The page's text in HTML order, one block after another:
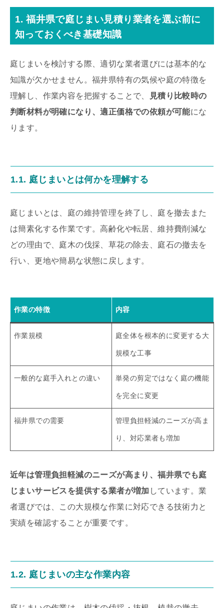
1. 福井県で庭じまい見積り業者を選ぶ前に
知っておくべき基礎知識
庭じまいを検討する際、適切な業者選びには基本的な
知識が欠かせません。福井県特有の気候や庭の特徴を
理解し、作業内容を把握することで、
見積り比較時の
判断材料が明確になり、適正価格での依頼が可能にな
ります。
1.1. 庭じまいとは何かを理解する
庭じまいとは、庭の維持管理を終了し、庭を撤去また
は簡素化する作業です。高齢化や転居、維持費削減な
どの理由で、庭木の伐採、草花の除去、庭石の撤去を
行い、更地や簡易な状態に戻します。
作業の特徴 内容
作業規模 庭全体を根本的に変更する大
規模な工事
一般的な庭手入れとの違い 単発の剪定ではなく庭の機能
を完全に変更
福井県での需要 管理負担軽減のニーズが高ま
り、対応業者も増加
近年は管理負担軽減のニーズが高まり、福井県でも庭
じまいサービスを提供する業者が増加 しています。業
者選びでは、この大規模な作業に対応できる技術力と
実績を確認することが重要です。
1.2. 庭じまいの主な作業内容